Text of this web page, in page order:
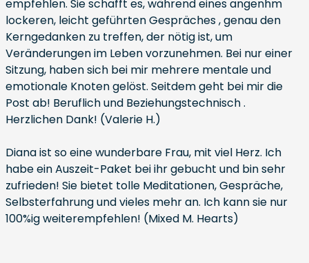
empfehlen. Sie schafft es, während eines angenhm
lockeren, leicht geführten Gespräches , genau den
Kerngedanken zu treffen, der nötig ist, um
Veränderungen im Leben vorzunehmen. Bei nur einer
Sitzung, haben sich bei mir mehrere mentale und
emotionale Knoten gelöst. Seitdem geht bei mir die
Post ab! Beruflich und Beziehungstechnisch .
Herzlichen Dank! (Valerie H.)
Diana ist so eine wunderbare Frau, mit viel Herz. Ich
habe ein Auszeit-Paket bei ihr gebucht und bin sehr
zufrieden! Sie bietet tolle Meditationen, Gespräche,
Selbsterfahrung und vieles mehr an. Ich kann sie nur
100%ig weiterempfehlen! (Mixed M. Hearts)